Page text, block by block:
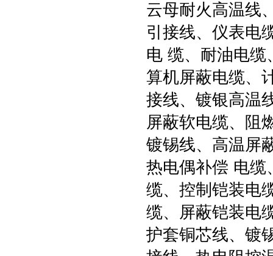
云母耐火高温线
引接线、仪表电
电 缆、耐油电缆
算机屏蔽电缆、
接线、镀银高温
屏蔽软电缆、阻
镀锡线、高温屏
热电偶补偿 电缆
缆、控制铠装电
缆、屏蔽铠装电
护套铜芯线、镀